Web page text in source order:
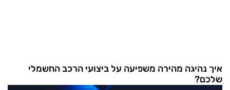
איך נהיגה מהירה משפיעה על ביצועי הרכב החשמלי
שלכם?